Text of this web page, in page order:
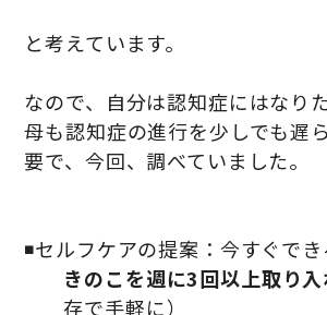
と考えています。
なので、自分は認知症にはな
母も認知症の進行を少しでも遅
要で、今回、調べていました。
◾️セルフケアの提案：今すぐで
きのこを週に3回以上取り入
存で手軽に）